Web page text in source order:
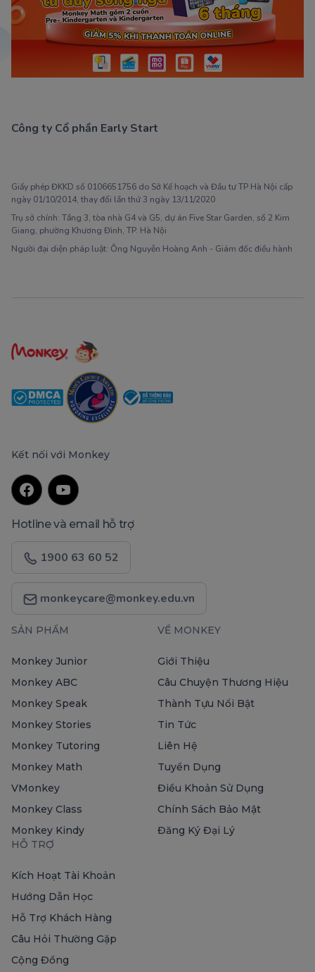
Công ty Cổ phần Early Start
Giấy phép ĐKKD số 0106651756 do Sở Kế hoạch và Đầu tư TP Hà Nội cấp
ngày 01/10/2014, thay đổi lần thứ 3 ngày 13/11/2020
Trụ sở chính: Tầng 3, tòa nhà G4 và G5, dự án Five Star Garden, số 2 Kim
Giang, phường Khương Đình, TP. Hà Nội
Người đại diện pháp luật: Ông Nguyễn Hoàng Anh - Giám đốc điều hành
Kết nối với Monkey
Hotline và email hỗ trợ
1900 63 60 52
monkeycare@monkey.edu.vn
SẢN PHẨM
Monkey Junior
Monkey ABC
Monkey Speak
Monkey Stories
Monkey Tutoring
Monkey Math
VMonkey
Monkey Class
Monkey Kindy
VỀ MONKEY
Giới Thiệu
Câu Chuyện Thương Hiệu
Thành Tựu Nổi Bật
Tin Tức
Liên Hệ
Tuyển Dụng
Điều Khoản Sử Dụng
Chính Sách Bảo Mật
Đăng Ký Đại Lý
HỖ TRỢ
Kích Hoạt Tài Khoản
Hướng Dẫn Học
Hỗ Trợ Khách Hàng
Câu Hỏi Thường Gặp
Cộng Đồng